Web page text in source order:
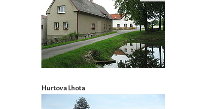
Hurtova Lhota